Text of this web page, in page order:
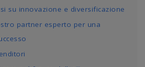
su innovazione e diversificazione
partner esperto per una